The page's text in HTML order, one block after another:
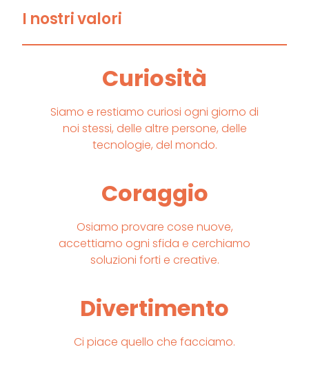
I nostri valori
Curiosità
Siamo e restiamo curiosi ogni giorno di
noi stessi, delle altre persone, delle
tecnologie, del mondo.
Coraggio
Osiamo provare cose nuove,
accettiamo ogni sfida e cerchiamo
soluzioni forti e creative.
Divertimento
Ci piace quello che facciamo.